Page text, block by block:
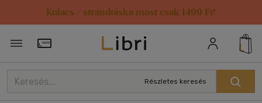
Kulacs / strandtáska most csak 1499 Ft!
Törzsvásárlói Kártya adatai
Részletes keresés